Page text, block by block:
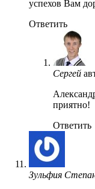
успехов Вам
Ответить
Сергей
приятно!
Ответить
Зульфия